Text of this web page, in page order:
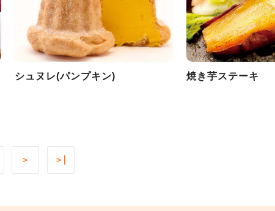
シュヌレ(パンプキン) 焼き芋ステーキ
＞ ＞|